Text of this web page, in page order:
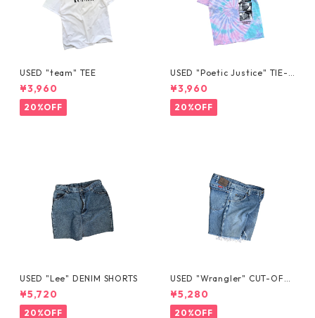
USED "team" TEE
¥3,960
20%OFF
USED "Poetic Justice" TIE-D
YE TEE
¥3,960
20%OFF
USED "Lee" DENIM SHORTS
¥5,720
20%OFF
USED "Wrangler" CUT-OFF
DENIM SHORTS
¥5,280
20%OFF